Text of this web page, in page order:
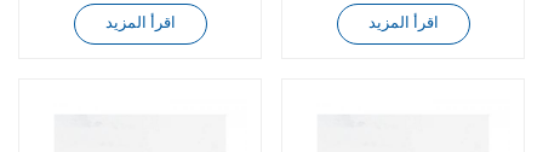
اقرأ المزيد اقرأ المزيد